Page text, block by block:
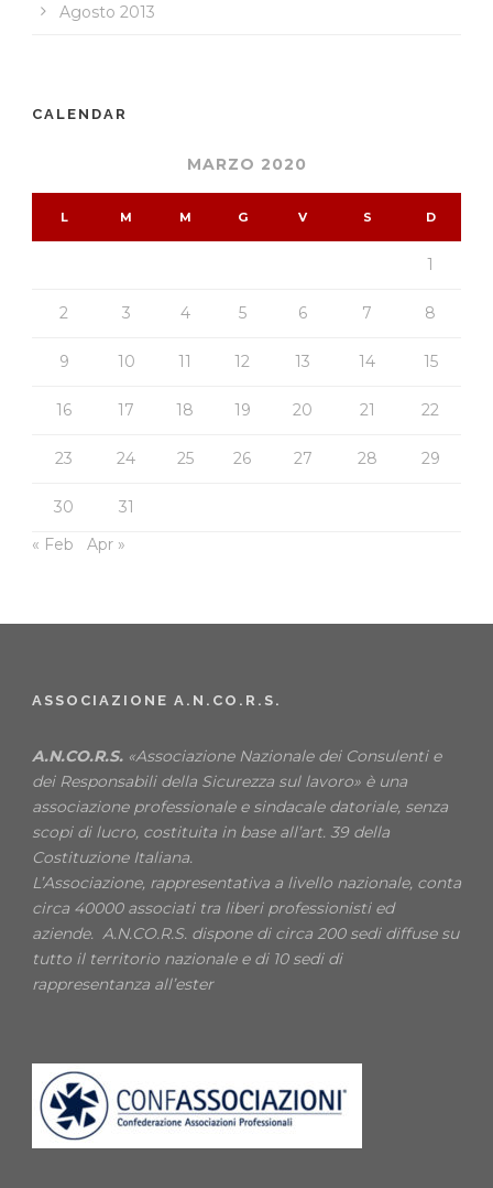
Agosto 2013
CALENDAR
MARZO 2020
L M M G V S D
1
2 3 4 5 6 7 8
9 10 11 12 13 14 15
16 17 18 19 20 21 22
23 24 25 26 27 28 29
30
31
« Feb
Apr »
ASSOCIAZIONE A.N.CO.R.S.
A.N.CO.R.S. «Associazione Nazionale dei Consulenti e
dei Responsabili della Sicurezza sul lavoro» è una
associazione professionale e sindacale datoriale, senza
scopi di lucro, costituita in base all’art. 39 della
Costituzione Italiana.
L’Associazione, rappresentativa a livello nazionale, conta
circa 40000 associati tra liberi professionisti ed
aziende. A.N.CO.R.S. dispone di circa 200 sedi diffuse su
tutto il territorio nazionale e di 10 sedi di
rappresentanza all’ester